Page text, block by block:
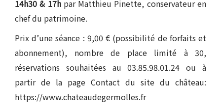
14h30 & 17h par Matthieu Pinette, conservateur en
chef du patrimoine.
Prix d’une séance : 9,00 € (possibilité de forfaits et
abonnement), nombre de place limité à 30,
réservations souhaitées au 03.85.98.01.24 ou à
partir de la page Contact du site du château:
https://www.chateaudegermolles.fr